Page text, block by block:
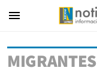
menu
MIGRANTES